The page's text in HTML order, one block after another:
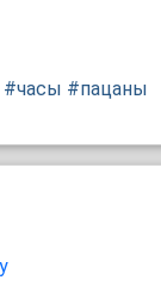
#часы #пацаны